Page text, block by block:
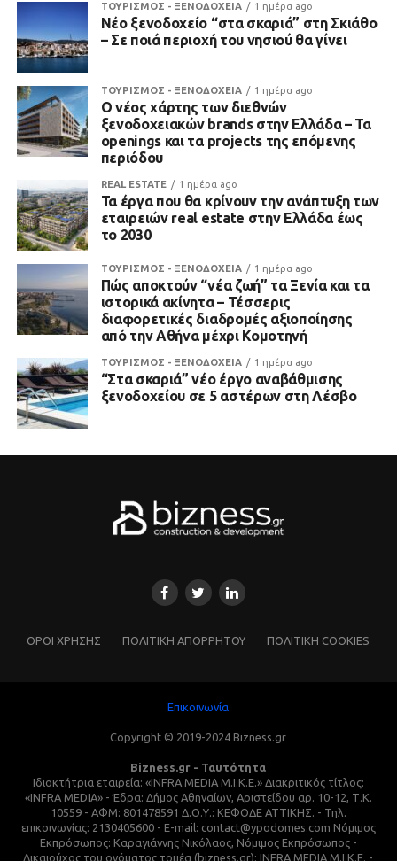
ΤΟΥΡΙΣΜΟΣ - ΞΕΝΟΔΟΧΕΙΑ 1 ημέρα ago
Νέο ξενοδοχείο “στα σκαριά” στη Σκιάθο
– Σε ποιά περιοχή του νησιού θα γίνει
ΤΟΥΡΙΣΜΟΣ - ΞΕΝΟΔΟΧΕΙΑ 1 ημέρα ago
Ο νέος χάρτης των διεθνών
ξενοδοχειακών brands στην Ελλάδα – Τα
openings και τα projects της επόμενης
περιόδου
REAL ESTATE 1 ημέρα ago
Τα έργα που θα κρίνουν την ανάπτυξη των
εταιρειών real estate στην Ελλάδα έως
το 2030
ΤΟΥΡΙΣΜΟΣ - ΞΕΝΟΔΟΧΕΙΑ 1 ημέρα ago
Πώς αποκτούν “νέα ζωή” τα Ξενία και τα
ιστορικά ακίνητα – Τέσσερις
διαφορετικές διαδρομές αξιοποίησης
από την Αθήνα μέχρι Κομοτηνή
ΤΟΥΡΙΣΜΟΣ - ΞΕΝΟΔΟΧΕΙΑ 1 ημέρα ago
“Στα σκαριά” νέο έργο αναβάθμισης
ξενοδοχείου σε 5 αστέρων στη Λέσβο
ΌΡΟΙ ΧΡΗΣΗΣ ΠΟΛΙΤΙΚΗ ΑΠΟΡΡΗΤΟΥ ΠΟΛΙΤΙΚΗ COOKIES
Επικοινωνία
Copyright © 2019-2024 Bizness.gr
Bizness.gr - Ταυτότητα
Ιδιοκτήτρια εταιρεία: «INFRA MEDIA M.I.K.E.» Διακριτικός τίτλος:
«INFRA MEDIA» - Έδρα: Δήμος Αθηναίων, Αριστείδου αρ. 10-12, Τ.Κ.
10559 - ΑΦΜ: 801478591 Δ.Ο.Υ.: ΚΕΦΟΔΕ ΑΤΤΙΚΗΣ. - Τηλ.
επικοινωνίας: 2130405600 - E-mail: contact@ypodomes.com Νόμιμος
Εκπρόσωπος: Καραγιάννης Νικόλαος, Νόμιμος Εκπρόσωπος -
Δικαιούχος του ονόματος τομέα (bizness.gr): INFRA MEDIA M.I.K.E. -